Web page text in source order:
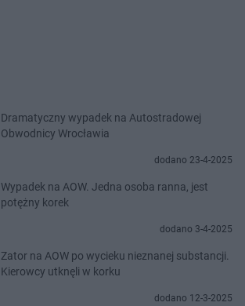
Dramatyczny wypadek na Autostradowej
Obwodnicy Wrocławia
dodano 23-4-2025
Wypadek na AOW. Jedna osoba ranna, jest
potężny korek
dodano 3-4-2025
Zator na AOW po wycieku nieznanej substancji.
Kierowcy utknęli w korku
dodano 12-3-2025